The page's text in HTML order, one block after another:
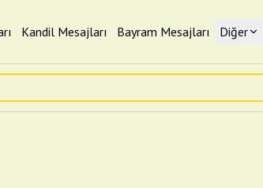
Kandil Mesajları Bayram Mesajları Diğer